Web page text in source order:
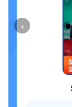
‹